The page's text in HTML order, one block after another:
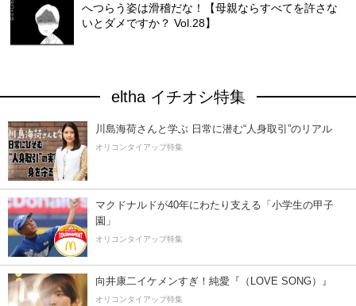
へつらう姿は滑稽だな！【母親ならすべてを許さな
いとダメですか？ Vol.28】
eltha イチオシ特集
川島海荷さんと学ぶ 日常に潜む“人身取引”のリアル
オリコンタイアップ特集
マクドナルドが40年にわたり支える「小学生の甲子
園」
オリコンタイアップ特集
向井康二イケメンすぎ！純愛『（LOVE SONG）』
オリコンタイアップ特集